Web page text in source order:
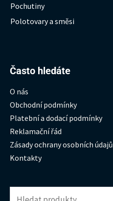
Pochutiny
Polotovary a směsi
Často hledáte
O nás
Obchodní podmínky
Platební a dodací podmínky
Reklamační řád
Zásady ochrany osobních údajů
Kontakty
Hledat: